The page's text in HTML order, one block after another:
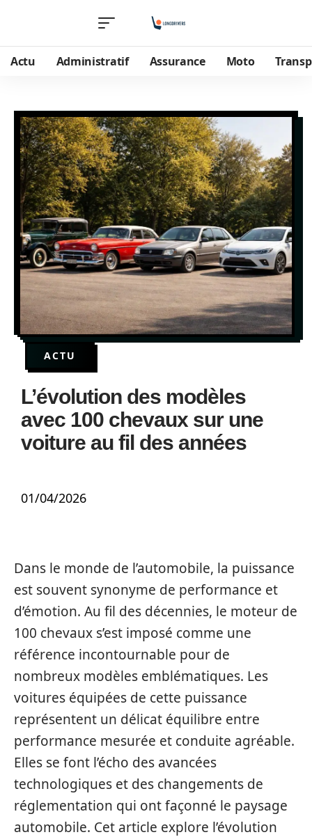
Actu Administratif Assurance Moto
ACTU
L’évolution des modèles
avec 100 chevaux sur une
voiture au fil des années
01/04/2026
Dans le monde de l’automobile, la puissance
est souvent synonyme de performance et
d’émotion. Au fil des décennies, le moteur de
100 chevaux s’est imposé comme une
référence incontournable pour de
nombreux modèles emblématiques. Les
voitures équipées de cette puissance
représentent un délicat équilibre entre
performance mesurée et conduite agréable.
Elles se font l’écho des avancées
technologiques et des changements de
réglementation qui ont façonné le paysage
automobile. Cet article explore l’évolution